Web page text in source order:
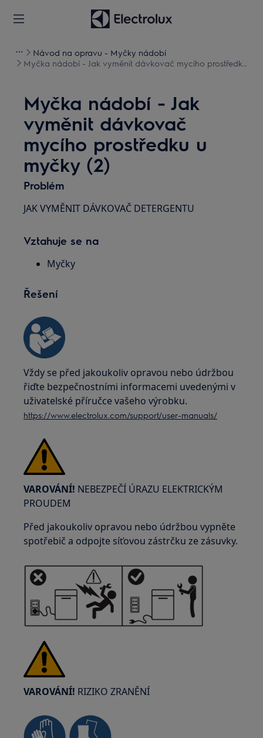
Návod na opravu - Myčky nádobí
Myčka nádobí - Jak vyměnit dávkovač mycího prostředku
Myčka nádobí - Jak
vyměnit dávkovač
mycího prostředku u
myčky (2)
Problém
JAK VYMĚNIT DÁVKOVAČ DETERGENTU
Vztahuje se na
Myčky
Řešení
Vždy se před jakoukoliv opravou nebo údržbou
řiďte bezpečnostními informacemi uvedenými v
uživatelské příručce vašeho výrobku.
https://www.electrolux.com/support/user-manuals/
VAROVÁNÍ! NEBEZPEČÍ ÚRAZU ELEKTRICKÝM
PROUDEM
Před jakoukoliv opravou nebo údržbou vypněte
spotřebič a odpojte síťovou zástrčku ze zásuvky.
VAROVÁNÍ! RIZIKO ZRANĚNÍ